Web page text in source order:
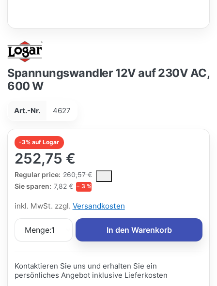
Spannungswandler 12V auf 230V AC,
600 W
Art.-Nr. 4627
-3% auf Logar
252,75 €
Regular price: 260,57 €
The Regular Price is the median selling price paid by
Sie sparen: 7,82 € − 3 %
inkl. MwSt. zzgl. Versandkosten
Menge:1 In den Warenkorb
Kontaktieren Sie uns und erhalten Sie ein
persönliches Angebot inklusive Lieferkosten